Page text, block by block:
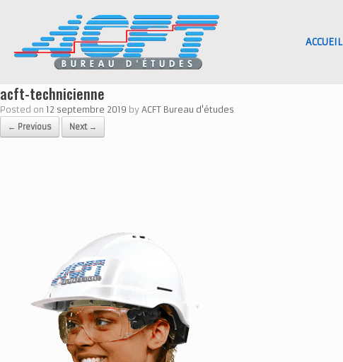
ACCUEIL
acft-technicienne
Posted on 12 septembre 2019 by ACFT Bureau d'études
← Previous Next →